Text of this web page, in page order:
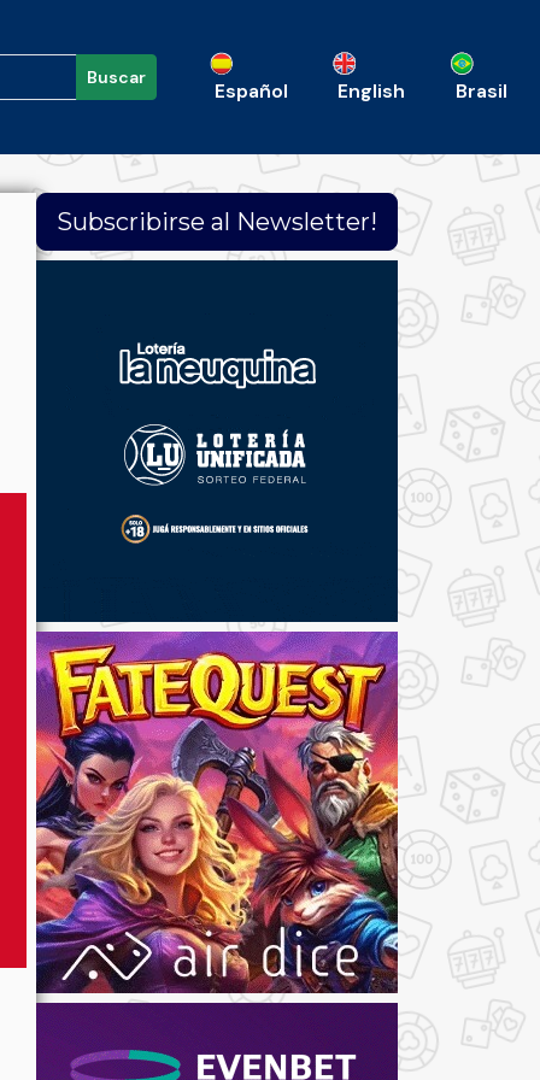
Buscar
Español English Brasil
Subscribirse al Newsletter!